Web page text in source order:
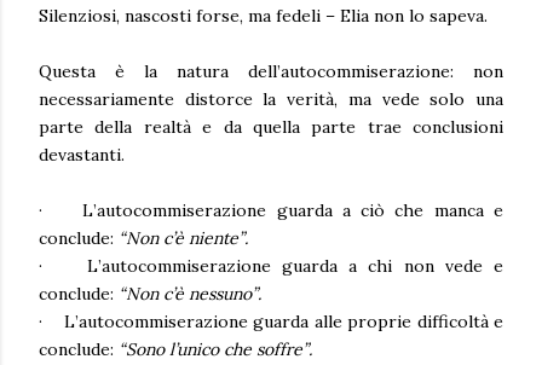
Silenziosi, nascosti forse, ma fedeli – Elia non lo sapeva.
Questa è la natura dell’autocommiserazione: non
necessariamente distorce la verità, ma vede solo una
parte della realtà e da quella parte trae conclusioni
devastanti.
·
L’autocommiserazione guarda a ciò che manca e
conclude: “Non c’è niente”.
·
L’autocommiserazione guarda a chi non vede e
conclude: “Non c’è nessuno”.
·
L’autocommiserazione guarda alle proprie difficoltà e
conclude: “Sono l’unico che soffre”.